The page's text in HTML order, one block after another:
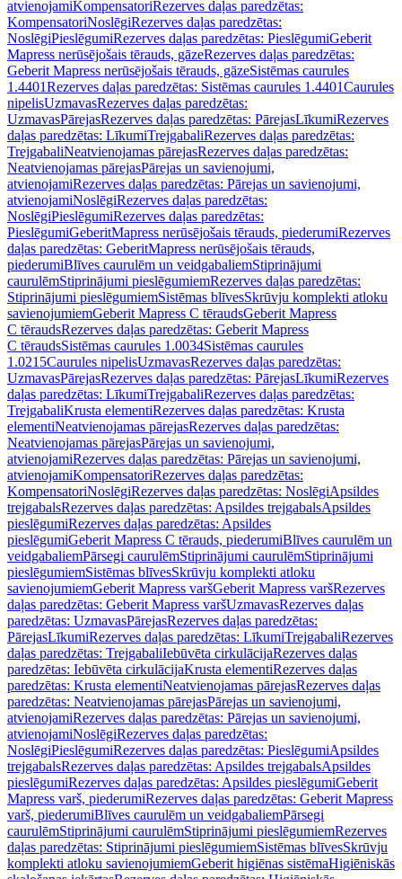
atvienojamiKompensatoriRezerves daļas paredzētas:
KompensatoriNoslēgiRezerves daļas paredzētas:
NoslēgiPieslēgumiRezerves daļas paredzētas: PieslēgumiGeberit
Mapress nerūsējošais tērauds, gāzeRezerves daļas paredzētas:
Geberit Mapress nerūsējošais tērauds, gāzeSistēmas caurules
1.4401Rezerves daļas paredzētas: Sistēmas caurules 1.4401Caurules
nipelisUzmavasRezerves daļas paredzētas:
UzmavasPārejasRezerves daļas paredzētas: PārejasLīkumiRezerves
daļas paredzētas: LīkumiTrejgabaliRezerves daļas paredzētas:
TrejgabaliNeatvienojamas pārejasRezerves daļas paredzētas:
Neatvienojamas pārejasPārejas un savienojumi,
atvienojamiRezerves daļas paredzētas: Pārejas un savienojumi,
atvienojamiNoslēgiRezerves daļas paredzētas:
NoslēgiPieslēgumiRezerves daļas paredzētas:
PieslēgumiGeberitMapress nerūsējošais tērauds, piederumiRezerves
daļas paredzētas: GeberitMapress nerūsējošais tērauds,
piederumiBlīves caurulēm un veidgabaliemStiprinājumi
caurulēmStiprinājumi pieslēgumiemRezerves daļas paredzētas:
Stiprinājumi pieslēgumiemSistēmas blīvesSkrūvju komplekti atloku
savienojumiemGeberit Mapress C tēraudsGeberit Mapress
C tēraudsRezerves daļas paredzētas: Geberit Mapress
C tēraudsSistēmas caurules 1.0034Sistēmas caurules
1.0215Caurules nipelisUzmavasRezerves daļas paredzētas:
UzmavasPārejasRezerves daļas paredzētas: PārejasLīkumiRezerves
daļas paredzētas: LīkumiTrejgabaliRezerves daļas paredzētas:
TrejgabaliKrusta elementiRezerves daļas paredzētas: Krusta
elementiNeatvienojamas pārejasRezerves daļas paredzētas:
Neatvienojamas pārejasPārejas un savienojumi,
atvienojamiRezerves daļas paredzētas: Pārejas un savienojumi,
atvienojamiKompensatoriRezerves daļas paredzētas:
KompensatoriNoslēgiRezerves daļas paredzētas: NoslēgiApsildes
trejgabalsRezerves daļas paredzētas: Apsildes trejgabalsApsildes
pieslēgumiRezerves daļas paredzētas: Apsildes
pieslēgumiGeberit Mapress C tērauds, piederumiBlīves caurulēm un
veidgabaliemPārsegi caurulēmStiprinājumi caurulēmStiprinājumi
pieslēgumiemSistēmas blīvesSkrūvju komplekti atloku
savienojumiemGeberit Mapress varšGeberit Mapress varšRezerves
daļas paredzētas: Geberit Mapress varšUzmavasRezerves daļas
paredzētas: UzmavasPārejasRezerves daļas paredzētas:
PārejasLīkumiRezerves daļas paredzētas: LīkumiTrejgabaliRezerves
daļas paredzētas: TrejgabaliIebūvēta cirkulācijaRezerves daļas
paredzētas: Iebūvēta cirkulācijaKrusta elementiRezerves daļas
paredzētas: Krusta elementiNeatvienojamas pārejasRezerves daļas
paredzētas: Neatvienojamas pārejasPārejas un savienojumi,
atvienojamiRezerves daļas paredzētas: Pārejas un savienojumi,
atvienojamiNoslēgiRezerves daļas paredzētas:
NoslēgiPieslēgumiRezerves daļas paredzētas: PieslēgumiApsildes
trejgabalsRezerves daļas paredzētas: Apsildes trejgabalsApsildes
pieslēgumiRezerves daļas paredzētas: Apsildes pieslēgumiGeberit
Mapress varš, piederumiRezerves daļas paredzētas: Geberit Mapress
varš, piederumiBlīves caurulēm un veidgabaliemPārsegi
caurulēmStiprinājumi caurulēmStiprinājumi pieslēgumiemRezerves
daļas paredzētas: Stiprinājumi pieslēgumiemSistēmas blīvesSkrūvju
komplekti atloku savienojumiemGeberit higiēnas sistēmaHigiēniskās